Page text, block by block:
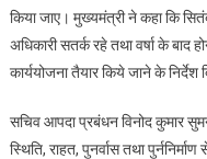
किया जाए। मुख्यमंत्री ने कहा कि
अधिकारी सतर्क रहे तथा वर्षा के बाद
कार्ययोजना तैयार किये जाने के निर्देश
सचिव आपदा प्रबंधन विनोद कुमार
स्थिति, राहत, पुनर्वास तथा